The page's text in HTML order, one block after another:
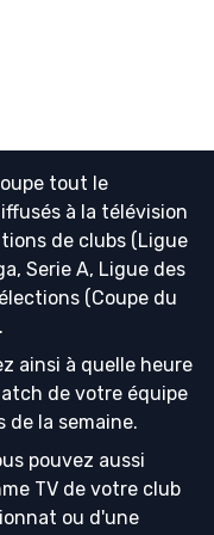
tout le
à la télévision
de clubs (Ligue
Serie A, Ligue des
(Coupe du
ainsi à quelle heure
de votre équipe
la semaine.
pouvez aussi
TV de votre club
ou d'une